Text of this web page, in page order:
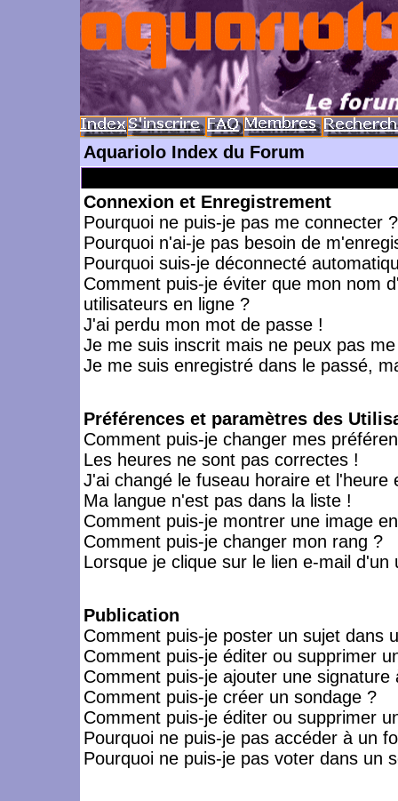
Aquariolo Index du Forum
Connexion et Enregistrement
Pourquoi ne puis-je pas me connecter ?
Pourquoi n'ai-je pas besoin de
Pourquoi suis-je déconnecté
Comment puis-je éviter que mon nom
utilisateurs en ligne ?
J'ai perdu mon mot de passe !
Je me suis inscrit mais ne peux pas
Je me suis enregistré dans le passé,
Préférences et paramètres des
Comment puis-je changer mes
Les heures ne sont pas correctes !
J'ai changé le fuseau horaire et l'heure
Ma langue n'est pas dans la liste !
Comment puis-je montrer une image
Comment puis-je changer mon rang ?
Lorsque je clique sur le lien e-mail
Publication
Comment puis-je poster un sujet dans
Comment puis-je éditer ou supprimer
Comment puis-je ajouter une signature
Comment puis-je créer un sondage ?
Comment puis-je éditer ou supprimer
Pourquoi ne puis-je pas accéder à un
Pourquoi ne puis-je pas voter dans un